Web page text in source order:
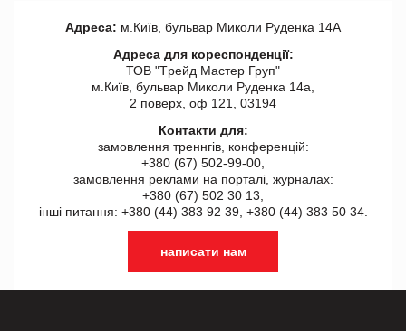
Адреса: м.Київ, бульвар Миколи Руденка 14А
Адреса для кореспонденції:
ТОВ "Tрейд Мастер Груп"
м.Київ, бульвар Миколи Руденка 14а,
2 поверх, оф 121, 03194
Контакти для:
замовлення треннгів, конференцій:
+380 (67) 502-99-00,
замовлення реклами на порталі, журналах:
+380 (67) 502 30 13,
інші питання: +380 (44) 383 92 39, +380 (44) 383 50 34.
написати нам